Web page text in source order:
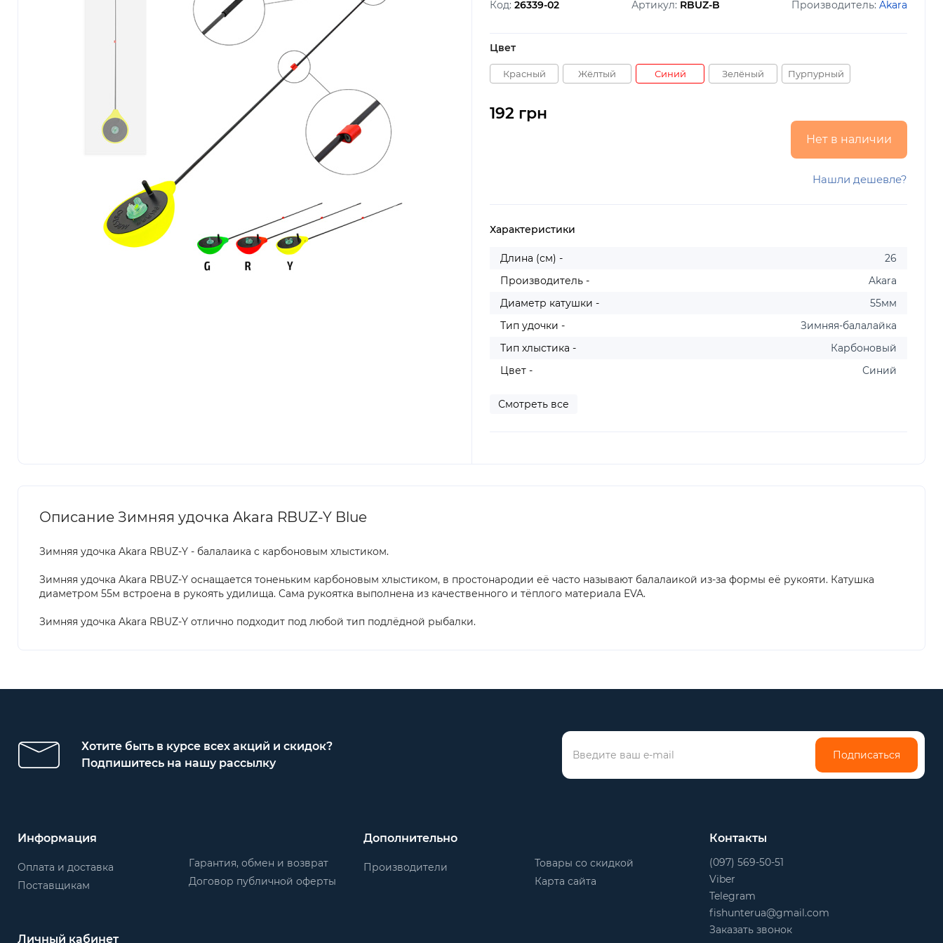
Код: 26339-02 Артикул: RBUZ-B Производитель: Akara
Цвет
Красный Жёлтый Синий Зелёный Пурпурный
192 грн
Нет в наличии
Нашли дешевле?
Характеристики
Длина (см) -
26
Производитель -
Akara
Диаметр катушки -
55мм
Тип удочки -
Зимняя-балалайка
Тип хлыстика -
Карбоновый
Цвет -
Синий
Смотреть все
Описание Зимняя удочка Akara RBUZ-Y Blue
Зимняя удочка Akara RBUZ-Y - балалаика с карбоновым хлыстиком.
Зимняя удочка Akara RBUZ-Y оснащается тоненьким карбоновым хлыстиком, в простонародии её часто называют балалаикой из-за формы её рукояти. Катушка
диаметром 55м встроена в рукоять удилища. Cама рукоятка выполнена из качественного и тёплого материала EVA.
Зимняя удочка Akara RBUZ-Y отлично подходит под любой тип подлёдной рыбалки.
Хотите быть в курсе всех акций и скидок?
Подпишитесь на нашу рассылку
Подписаться
Информация
Оплата и доставка
Поставщикам
Гарантия, обмен и возврат
Договор публичной оферты
Дополнительно
Производители
Товары со скидкой
Карта сайта
Личный кабинет
Контакты
(097) 569-50-51
Viber
Telegram
fishunterua@gmail.com
Заказать звонок